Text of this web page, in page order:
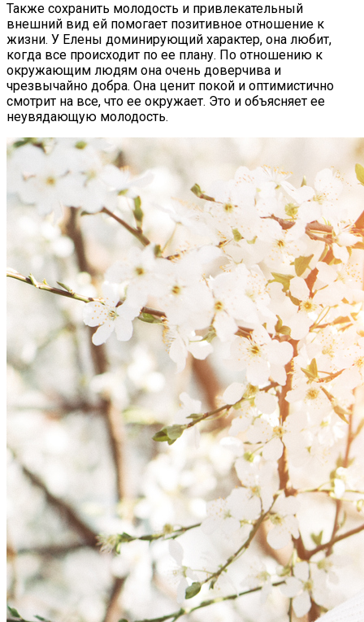
Также сохранить молодость и привлекательный
внешний вид ей помогает позитивное отношение к
жизни. У Елены доминирующий характер, она любит,
когда все происходит по ее плану. По отношению к
окружающим людям она очень доверчива и
чрезвычайно добра. Она ценит покой и оптимистично
смотрит на все, что ее окружает. Это и объясняет ее
неувядающую молодость.